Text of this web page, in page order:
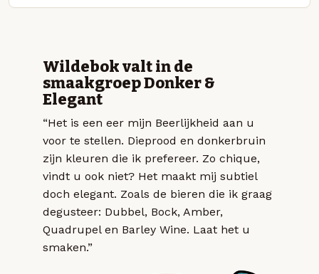
Wildebok valt in de
smaakgroep Donker &
Elegant
“Het is een eer mijn Beerlijkheid aan u
voor te stellen. Dieprood en donkerbruin
zijn kleuren die ik prefereer. Zo chique,
vindt u ook niet? Het maakt mij subtiel
doch elegant. Zoals de bieren die ik graag
degusteer: Dubbel, Bock, Amber,
Quadrupel en Barley Wine. Laat het u
smaken.”